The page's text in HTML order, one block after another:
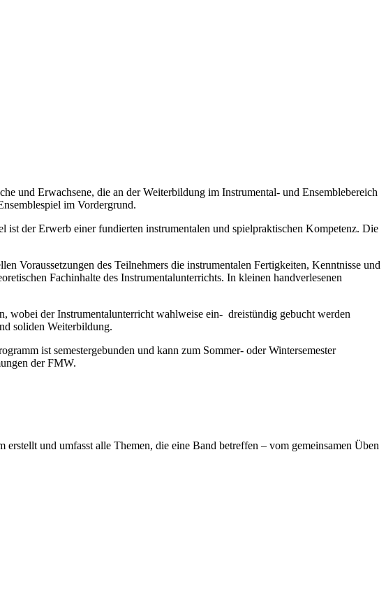
Erwachsene, die an der Weiterbildung im Instrumental- und Ensemblebereich
im Vordergrund.
der Erwerb einer fundierten instrumentalen und spielpraktischen Kompetenz. Die
Voraussetzungen des Teilnehmers die instrumentalen Fertigkeiten, Kenntnisse und
Fachinhalte des Instrumentalunterrichts. In kleinen handverlesenen
wobei der Instrumentalunterricht wahlweise ein- dreistündig gebucht werden
soliden Weiterbildung.
ist semestergebunden und kann zum Sommer- oder Wintersemester
der FMW.
und umfasst alle Themen, die eine Band betreffen – vom gemeinsamen Üben